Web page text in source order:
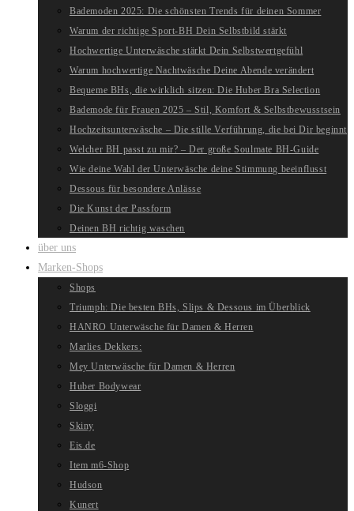
Bademoden 2025: Die schönsten Trends für deinen Sommer
Warum der richtige Sport-BH Dein Selbstbild stärkt
Hochwertige Unterwäsche stärkt Dein Selbstwertgefühl
Warum hochwertige Nachtwäsche Deine Abende verändert
Bequeme BHs, die wirklich sitzen: Die Huber Bra Selection
Bademode für Frauen 2025 – Stil, Komfort & Selbstbewusstsein
Hochzeitsunterwäsche – Die stille Verführung, die bei Dir beginnt
Welcher BH passt zu mir? – Der große Soulmate BH-Guide
Wie deine Wahl der Unterwäsche deine Stimmung beeinflusst
Dessous für besondere Anlässe
Die Kunst der Passform
Deinen BH richtig waschen
über uns
Marken-Shops
Shops
Triumph: Die besten BHs, Slips & Dessous im Überblick
HANRO Unterwäsche für Damen & Herren
Marlies Dekkers:
Mey Unterwäsche für Damen & Herren
Huber Bodywear
Sloggi
Skiny
Eis.de
Item m6-Shop
Hudson
Kunert